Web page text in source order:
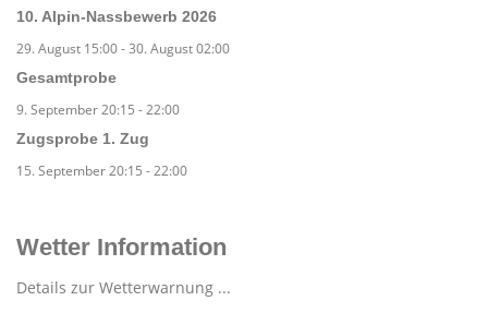
10. Alpin-Nassbewerb 2026
29. August 15:00-30. August 02:00
Gesamtprobe
9. September 20:15 -22:00
Zugsprobe 1. Zug
15. September 20:15 -22:00
Wetter Information
Details zur Wetterwarnung ...